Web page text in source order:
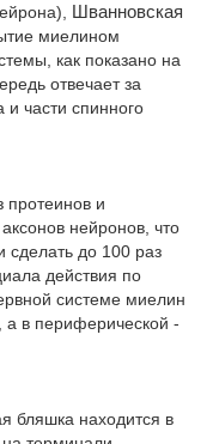
Шванновская
миелином
как показано на
отвечает за
и части спинного
протеинов и
нейронов, что
сделать до 100 раз
действия по
системе миелин
а в периферической -
бляшка находится в